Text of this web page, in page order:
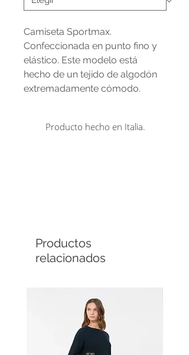
Camiseta Sportmax.
Confeccionada en punto fino y
elástico. Este modelo está
hecho de un tejido de algodón
extremadamente cómodo.
Producto hecho en Italia.
Productos
relacionados